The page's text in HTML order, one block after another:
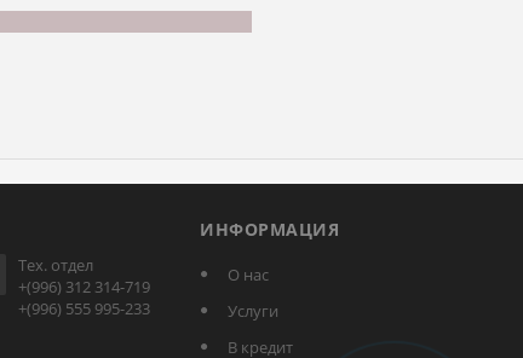
Тех. отдел
+(996) 312 314-719
+(996) 555 995-233
ИНФОРМАЦИЯ
О нас
Услуги
В кредит